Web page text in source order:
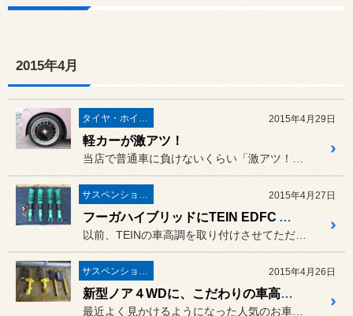
2015年4月
2015年4月29日
軽カーが激アツ！
2015年4月27日
フーガハイブリッドにTEIN EDFC ACTIVE PROを取り付け
2015年4月26日
新型ノア４WDに、こだわりの車高を実現！